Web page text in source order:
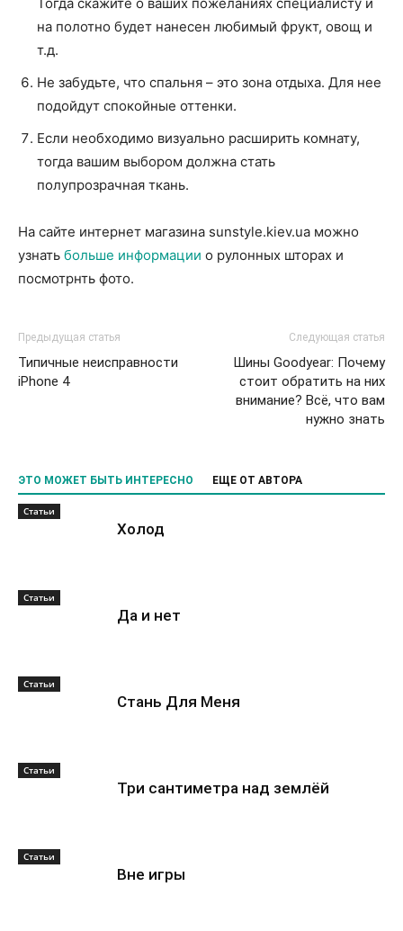
на полотно будет нанесен любимый фрукт, овощ и
т.д.
Не забудьте, что спальня – это зона отдыха. Для нее
подойдут спокойные оттенки.
Если необходимо визуально расширить комнату,
тогда вашим выбором должна стать
полупрозрачная ткань.
На сайте интернет магазина sunstyle.kiev.ua можно
узнать больше информации о рулонных шторах и
посмотрнть фото.
Предыдущая статья
Типичные неисправности
iPhone 4
Следующая статья
Шины Goodyear: Почему
стоит обратить на них
внимание? Всё, что вам
нужно знать
ЭТО МОЖЕТ БЫТЬ ИНТЕРЕСНО ЕЩЕ ОТ АВТОРА
Статьи
Холод
Статьи
Да и нет
Статьи
Стань Для Меня
Статьи
Три сантиметра над землёй
Статьи
Вне игры